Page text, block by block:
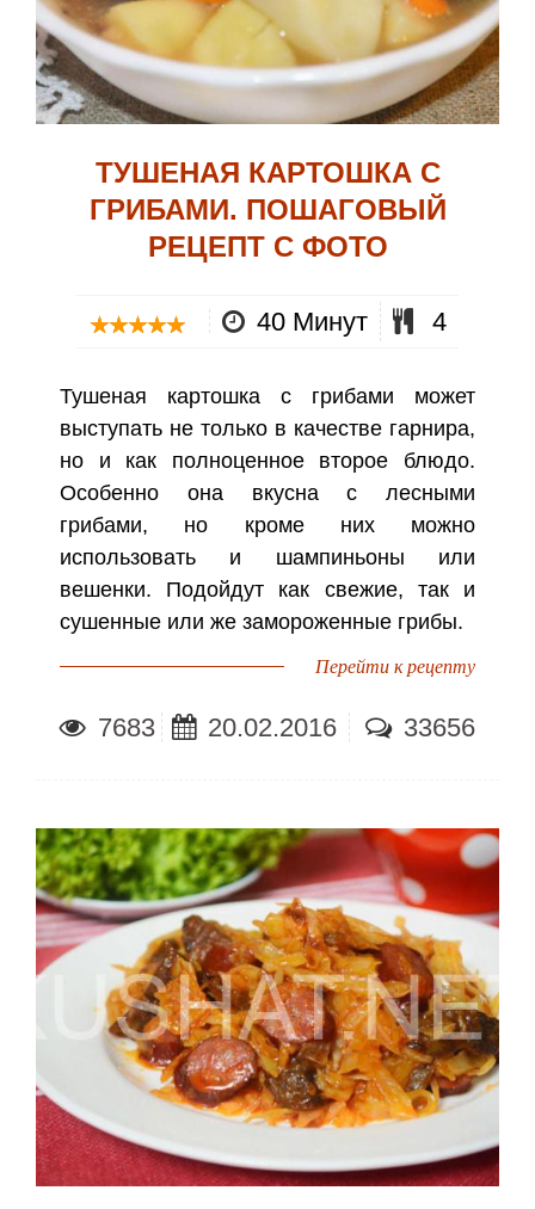
ТУШЕНАЯ КАРТОШКА С
ГРИБАМИ. ПОШАГОВЫЙ
РЕЦЕПТ С ФОТО
40 Минут 4
Тушеная картошка с грибами может
выступать не только в качестве гарнира,
но и как полноценное второе блюдо.
Особенно она вкусна с лесными
грибами, но кроме них можно
использовать и шампиньоны или
вешенки. Подойдут как свежие, так и
сушенные или же замороженные грибы.
Перейти к рецепту
7683 20.02.2016 33656